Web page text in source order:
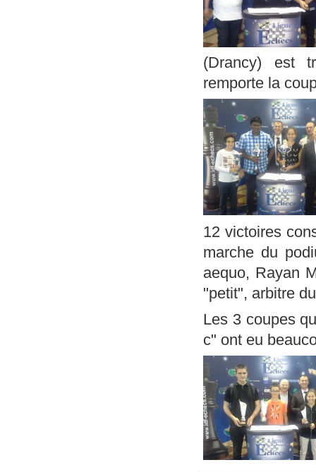
(Drancy) est
remporte la
12 victoires
marche du
aequo, Rayan
"petit", arbitre
Les 3 coupes
c" ont eu